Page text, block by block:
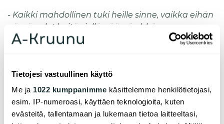
Tietojesi vastuullinen käyttö
Me ja 1022 kumppanimme käsittelemme henkilötietojasi,
esim. IP-numeroasi, käyttäen teknologioita, kuten
evästeitä, tallentamaan ja lukemaan tietoa laitteeltasi,
- Kaikki mahdollinen tuki heille sinne, vaikka eihän
nämä valot heitä siellä päässä ehkä
konkreettisesti autakaan. Muistakaa Rakastaa, se
Anette on mukana talon asukastoimikunnassa, ja on
osallistunut muun muassa talon talkoisiin. Hän